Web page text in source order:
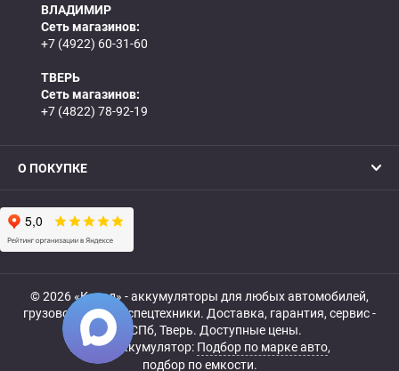
ВЛАДИМИР
Сеть магазинов:
+7 (4922) 60-31-60
ТВЕРЬ
Сеть магазинов:
+7 (4822) 78-92-19
О ПОКУПКЕ
© 2026 «Катод» - аккумуляторы для любых автомобилей,
грузовой, мото- и спецтехники. Доставка, гарантия, сервис -
МСК, СПб, Тверь. Доступные цены.
Купить аккумулятор: Подбор по марке авто,
подбор по емкости.